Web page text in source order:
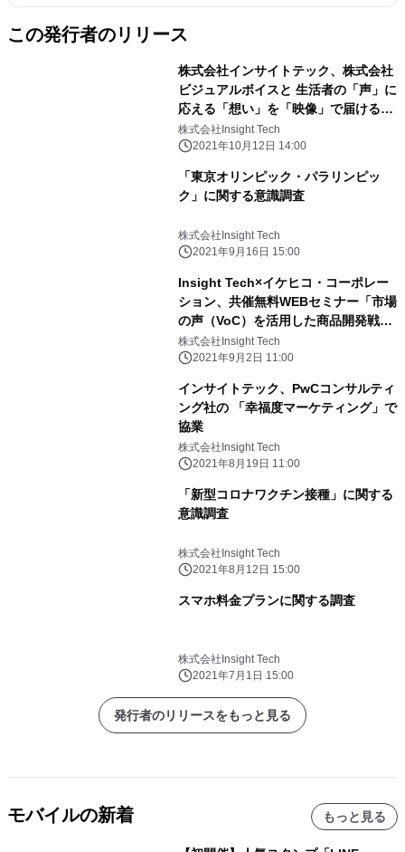
この発行者のリリース
株式会社インサイトテック、株式会社
ビジュアルボイスと 生活者の「声」に
応える「想い」を「映像」で届ける
Branded Movie制作事業での協業を開
始
株式会社Insight Tech
2021年10月12日 14:00
「東京オリンピック・パラリンピッ
ク」に関する意識調査
株式会社Insight Tech
2021年9月16日 15:00
Insight Tech×イケヒコ・コーポレー
ション、共催無料WEBセミナー「市場
の声（VoC）を活用した商品開発戦略
～大ヒット商品開発の裏側を徹底解
説 なぜ、あの商品は生まれたのか。
株式会社Insight Tech
2021年9月2日 11:00
インサイトテック、PwCコンサルティ
ング社の 「幸福度マーケティング」で
協業
株式会社Insight Tech
2021年8月19日 11:00
「新型コロナワクチン接種」に関する
意識調査
株式会社Insight Tech
2021年8月12日 15:00
スマホ料金プランに関する調査
株式会社Insight Tech
2021年7月1日 15:00
発行者のリリースをもっと見る
モバイルの新着 もっと見る